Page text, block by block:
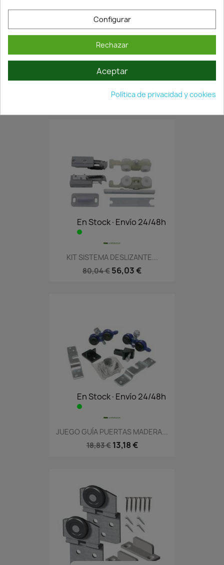
En Stock·Envío 24/48h
KIT INSTALACIÓN PUERTAS...
55,06 €
En Stock·Envío 24/48h
KIT SISTEMA DESLIZANTE...
80,04 € 56,03 €
En Stock·Envío 24/48h
JUEGO GUÍA PUERTAS MADERA...
18,83 € 13,18 €
Configurar
Rechazar
Aceptar
Política de privacidad y cookies